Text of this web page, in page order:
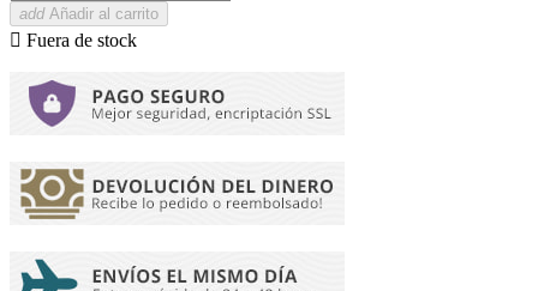
add Añadir al carrito
 Fuera de stock